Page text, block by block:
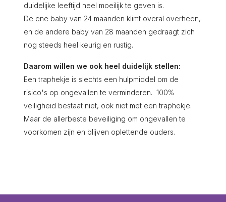
duidelijke leeftijd heel moeilijk te geven is.
De ene baby van 24 maanden klimt overal overheen,
en de andere baby van 28 maanden gedraagt zich
nog steeds heel keurig en rustig.
Daarom willen we ook heel duidelijk stellen:
Een traphekje is slechts een hulpmiddel om de
risico's op ongevallen te verminderen. 100%
veiligheid bestaat niet, ook niet met een traphekje.
Maar de allerbeste beveiliging om ongevallen te
voorkomen zijn en blijven oplettende ouders.